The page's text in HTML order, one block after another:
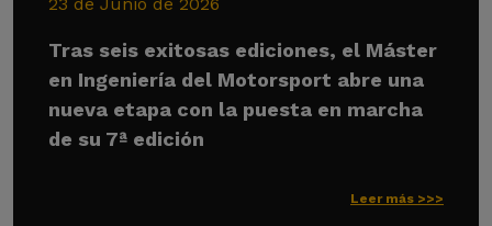
Tras seis exitosas ediciones, el Máster
en Ingeniería del Motorsport abre una
nueva etapa con la puesta en marcha
de su 7ª edición
Leer más >>>